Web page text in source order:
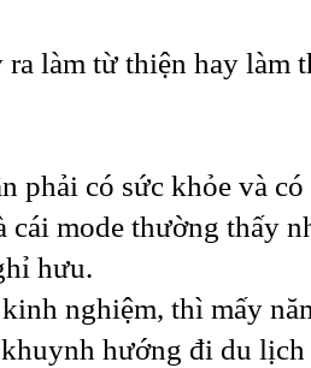
làm từ thiện hay làm
phải có sức khỏe và
mode thường thấy
hưu.
nghiệm, thì mấy
hướng đi du lịch